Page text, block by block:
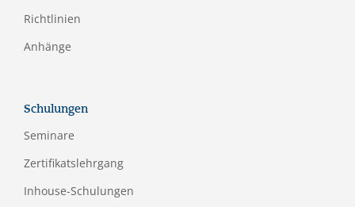
Richtlinien
Anhänge
Schulungen
Seminare
Zertifikatslehrgang
Inhouse-Schulungen